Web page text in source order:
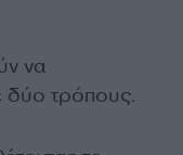
να
δύο τρόπους.